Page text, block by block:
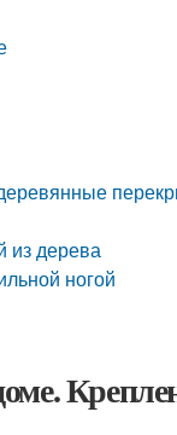
из дерева
ногой